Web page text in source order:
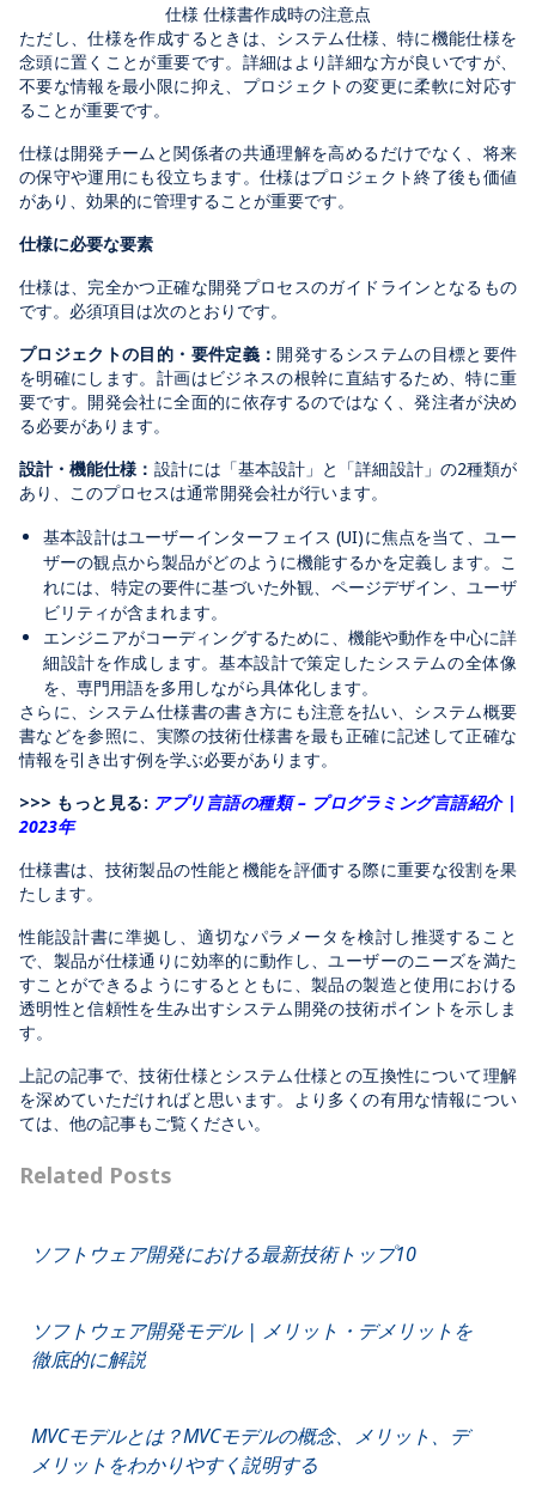
仕様 仕様書作成時の注意点
ただし、仕様を作成するときは、システム仕様、特に機能仕様を
念頭に置くことが重要です。詳細はより詳細な方が良いですが、
不要な情報を最小限に抑え、プロジェクトの変更に柔軟に対応す
ることが重要です。
仕様は開発チームと関係者の共通理解を高めるだけでなく、将来
の保守や運用にも役立ちます。仕様はプロジェクト終了後も価値
があり、効果的に管理することが重要です。
仕様に必要な要素
仕様は、完全かつ正確な開発プロセスのガイドラインとなるもの
です。必須項目は次のとおりです。
プロジェクトの目的・要件定義：開発するシステムの目標と要件
を明確にします。計画はビジネスの根幹に直結するため、特に重
要です。開発会社に全面的に依存するのではなく、発注者が決め
る必要があります。
設計・機能仕様： 設計には「基本設計」と「詳細設計」の2種類が
あり、このプロセスは通常開発会社が行います。
基本設計はユーザーインターフェイス (UI)に焦点を当て、ユー
ザーの観点から製品がどのように機能するかを定義します。こ
れには、特定の要件に基づいた外観、ページデザイン、ユーザ
ビリティが含まれます。
エンジニアがコーディングするために、機能や動作を中心に詳
細設計を作成します。基本設計で策定したシステムの全体像
を、専門用語を多用しながら具体化します。
さらに、システム仕様書の書き方にも注意を払い、システム概要
書などを参照に、実際の技術仕様書を最も正確に記述して正確な
情報を引き出す例を学ぶ必要があります。
>>> もっと見る: アプリ言語の種類 – プログラミング言語紹介 |
2023年
仕様書は、技術製品の性能と機能を評価する際に重要な役割を果
たします。
性能設計書に準拠し、適切なパラメータを検討し推奨すること
で、製品が仕様通りに効率的に動作し、ユーザーのニーズを満た
すことができるようにするとともに、製品の製造と使用における
透明性と信頼性を生み出すシステム開発の技術ポイントを示しま
す。
上記の記事で、技術仕様とシステム仕様との互換性について理解
を深めていただければと思います。より多くの有用な情報につい
ては、他の記事もご覧ください。
Related Posts
ソフトウェア開発における最新技術トップ10
ソフトウェア開発モデル | メリット・デメリットを
徹底的に解説
MVCモデルとは？MVCモデルの概念、メリット、デ
メリットをわかりやすく説明する